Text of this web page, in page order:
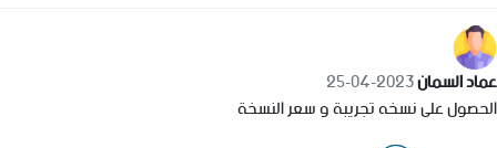
عماد السمان2023-04-25
الحصول على نسخه تجريبة و سعر النسخة